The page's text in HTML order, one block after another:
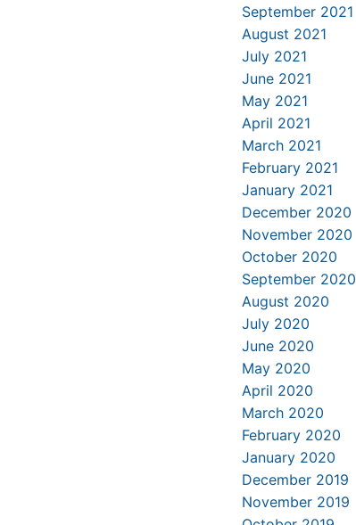
September 2021
August 2021
July 2021
June 2021
May 2021
April 2021
March 2021
February 2021
January 2021
December 2020
November 2020
October 2020
September 2020
August 2020
July 2020
June 2020
May 2020
April 2020
March 2020
February 2020
January 2020
December 2019
November 2019